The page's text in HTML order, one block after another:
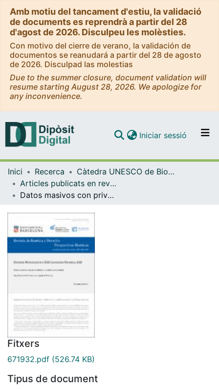
Amb motiu del tancament d'estiu, la validació
de documents es reprendrà a partir del 28
d'agost de 2026. Disculpeu les molèsties.
Con motivo del cierre de verano, la validación de
documentos se reanudará a partir del 28 de agosto
de 2026. Disculpad las molestias
Due to the summer closure, document validation will
resume starting August 28, 2026. We apologize for
any inconvenience.
Navega per tot el DD
Iniciar sessió (current)
Inici Recerca
Càtedra UNESCO de Bioètica de la UB - Bioètica Dret i Societat
Articles publicats en revistes (Càtedra UNESCO de Bioètica UB)
Datos masivos con privacidad y no contra privacidad
Fitxers
671932.pdf (526.74 KB)
Tipus de document